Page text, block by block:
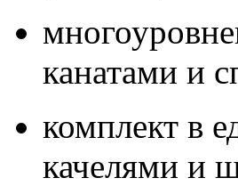
канатами и
комплект в
качелями и